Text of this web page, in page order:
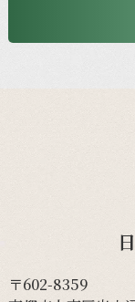
〒602-8359